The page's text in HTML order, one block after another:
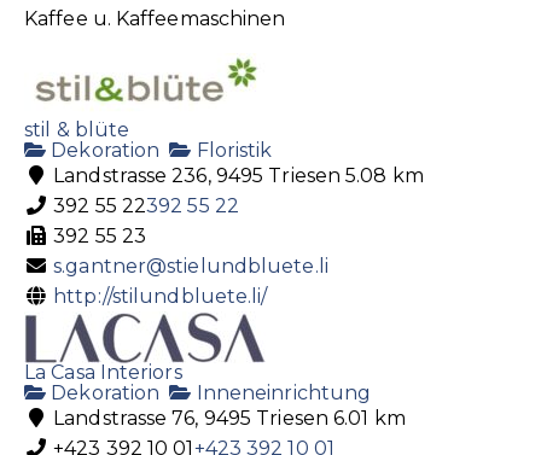
Kaffee u. Kaffeemaschinen
stil & blüte
Dekoration
Floristik
Landstrasse 236, 9495 Triesen 5.08 km
392 55 22392 55 22
392 55 23
s.gantner@stielundbluete.li
http://stilundbluete.li/
La Casa Interiors
Dekoration
Inneneinrichtung
Landstrasse 76, 9495 Triesen 6.01 km
+423 392 10 01+423 392 10 01